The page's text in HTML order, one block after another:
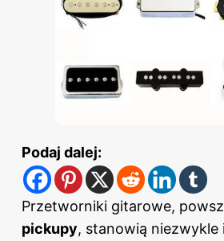
Podaj dalej:
Przetworniki gitarowe,
pickupy, stanowią